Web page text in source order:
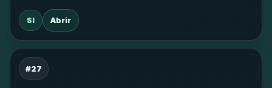
SI Abrir
#27